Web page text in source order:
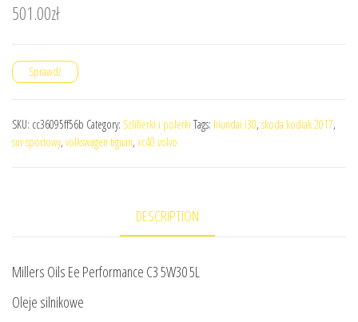
501.00zł
Sprawdź
SKU: cc36095ff56b Category: Szlifierki i polerki Tags: hiundai i30, skoda kodiak 2017,
suv sportowy, volkswagen tiguan, xc40 volvo
DESCRIPTION
Millers Oils Ee Performance C3 5W30 5L
Oleje silnikowe